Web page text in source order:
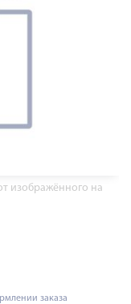
изображённого на
заказа